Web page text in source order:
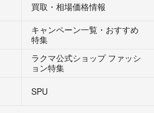
買取・相場価格情報
キャンペーン一覧・おすすめ
特集
ラクマ公式ショップ ファッシ
ョン特集
SPU